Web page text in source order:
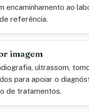
encaminhamento ao
referência.
imagem
ultrassom,
para apoiar o
de tratamentos.